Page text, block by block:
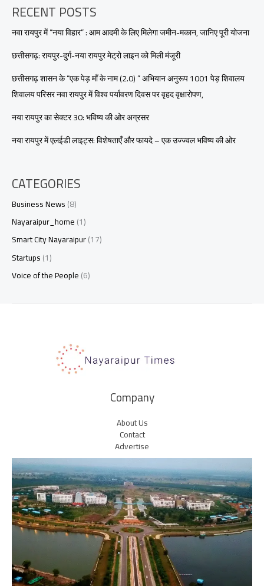
RECENT POSTS
नवा रायपुर में “नया विहार” : आम आदमी के लिए मिलेगा जमीन-मकान, जानिए पूरी योजना
छत्तीसगढ़: रायपुर-दुर्ग-नया रायपुर मेट्रो लाइन को मिली मंजूरी
छत्तीसगढ़ शासन के “एक पेड़ माँ के नाम (2.0) ” अभियान अनुरूप 1001 पेड़ शिवालय
शिवालय परिसर नवा रायपुर में विश्व पर्यावरण दिवस पर वृहद वृक्षारोपण,
नया रायपुर का सेक्टर 30: भविष्य की ओर अग्रसर
नया रायपुर में एलईडी लाइट्स: विशेषताएँ और फायदे – एक उज्ज्वल भविष्य की ओर
CATEGORIES
Business News(8)
Nayaraipur_home(1)
Smart City Nayaraipur(17)
Startups(1)
Voice of the People(6)
Company
About Us
Contact
Advertise